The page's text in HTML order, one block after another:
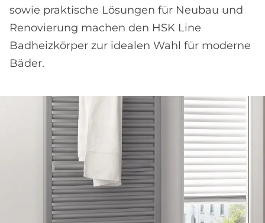
sowie praktische Lösungen für Neubau und
Renovierung machen den HSK Line
Badheizkörper zur idealen Wahl für moderne
Bäder.